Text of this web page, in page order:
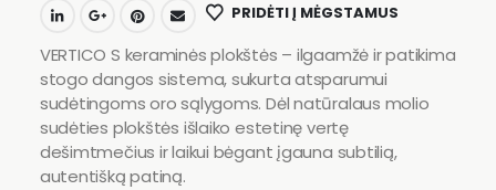
PRIDĖTI Į MĖGSTAMUS
VERTICO S keraminės plokštės – ilgaamžė ir patikima
stogo dangos sistema, sukurta atsparumui
sudėtingoms oro sąlygoms. Dėl natūralaus molio
sudėties plokštės išlaiko estetinę vertę
dešimtmečius ir laikui bėgant įgauna subtilią,
autentišką patiną.